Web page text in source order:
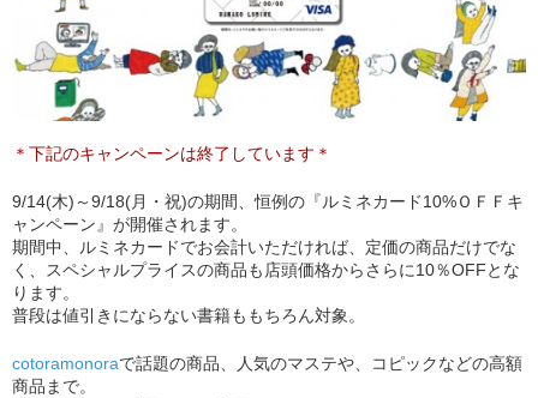
＊下記のキャンペーンは終了しています＊
9/14(木)～9/18(月・祝)の期間、恒例の『ルミネカード10%ＯＦＦキ
ャンペーン』が開催されます。
期間中、ルミネカードでお会計いただければ、定価の商品だけでな
く、スペシャルプライスの商品も店頭価格からさらに10％OFFとな
ります。
普段は値引きにならない書籍ももちろん対象。
cotoramonoraで話題の商品、人気のマステや、コピックなどの高額
商品まで。